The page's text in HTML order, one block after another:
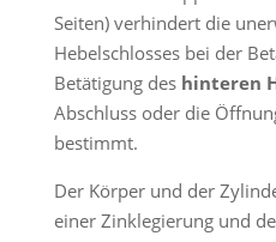
Seiten) verhindert die
Hebelschlosses bei der
Betätigung des hinteren
Abschluss oder die
bestimmt.
Der Körper und der
einer Zinklegierung und